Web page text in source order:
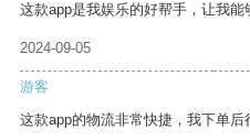
这款app是我娱乐的好帮手，让我能
2024-09-05
游客
这款app的物流非常快捷，我下单后